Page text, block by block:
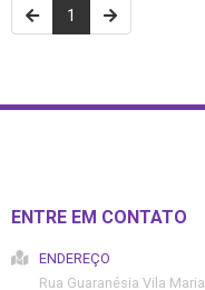
1
ENTRE EM CONTATO
ENDEREÇO
Rua Guaranésia Vila Maria